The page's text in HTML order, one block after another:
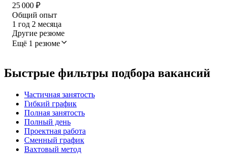
25 000 ₽
Общий опыт
1 год 2 месяца
Другие резюме
Ещё 1 резюме
Быстрые фильтры подбора вакансий
Частичная занятость
Гибкий график
Полная занятость
Полный день
Проектная работа
Сменный график
Вахтовый метод